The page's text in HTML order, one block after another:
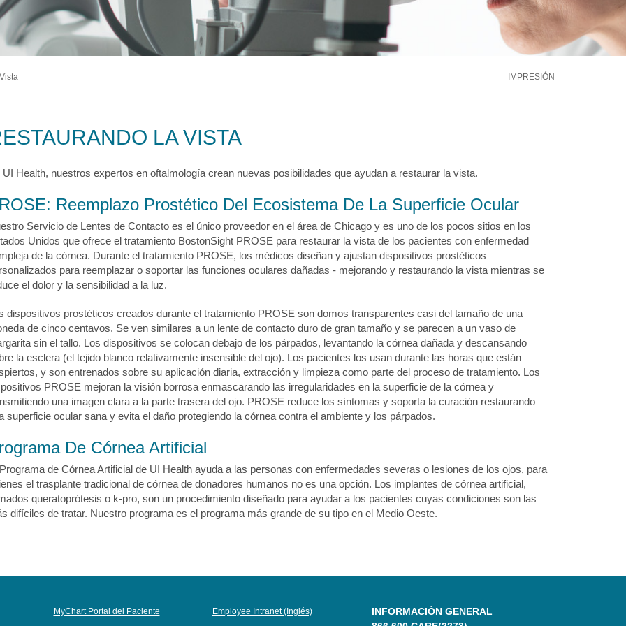
Drepanocítica
Urgente
MyChart Pagar Factura 866.600.2273
IMPRESIÓN
LA VISTA
UI Health, nuestros expertos en oftalmología crean nuevas posibilidades que ayudan a restaurar la vista.
Reemplazo Prostético Del Ecosistema De La Superficie Ocular
Servicio de Lentes de Contacto es el único proveedor en el área de Chicago y es uno de los pocos sitios en los
Unidos que ofrece el tratamiento BostonSight PROSE para restaurar la vista de los pacientes con enfermedad
de la córnea. Durante el tratamiento PROSE, los médicos diseñan y ajustan dispositivos prostéticos
para reemplazar o soportar las funciones oculares dañadas - mejorando y restaurando la vista mientras se
el dolor y la sensibilidad a la luz.
dispositivos prostéticos creados durante el tratamiento PROSE son domos transparentes casi del tamaño de una
de cinco centavos. Se ven similares a un lente de contacto duro de gran tamaño y se parecen a un vaso de
sin el tallo. Los dispositivos se colocan debajo de los párpados, levantando la córnea dañada y descansando
la esclera (el tejido blanco relativamente insensible del ojo). Los pacientes los usan durante las horas que están
y son entrenados sobre su aplicación diaria, extracción y limpieza como parte del proceso de tratamiento. Los
PROSE mejoran la visión borrosa enmascarando las irregularidades en la superficie de la córnea y
una imagen clara a la parte trasera del ojo. PROSE reduce los síntomas y soporta la curación restaurando
superficie ocular sana y evita el daño protegiendo la córnea contra el ambiente y los párpados.
De Córnea Artificial
de Córnea Artificial de UI Health ayuda a las personas con enfermedades severas o lesiones de los ojos, para
el trasplante tradicional de córnea de donadores humanos no es una opción. Los implantes de córnea artificial,
queratoprótesis o k-pro, son un procedimiento diseñado para ayudar a los pacientes cuyas condiciones son las
difíciles de tratar. Nuestro programa es el programa más grande de su tipo en el Medio Oeste.
MyChart Portal del Paciente Employee Intranet (Inglés)
INFORMACIÓN GENERAL